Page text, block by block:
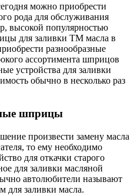
можно приобрести
рода для обслуживания
высокой популярностью
для заливки ТМ масла в
разнообразные
ассортимента шприцов
устройства для заливки
обычно в несколько раз
шприцы
произвести замену масла
то ему необходимо
для откачки старого
для заливки масляной
автолюбители называют
для заливки масла.